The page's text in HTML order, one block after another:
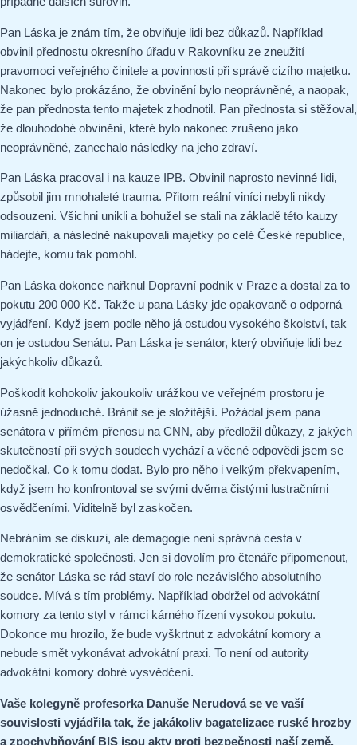
Pan Láska je znám tím, že obviňuje lidi bez důkazů. Například
obvinil přednostu okresního úřadu v Rakovníku ze zneužití
pravomoci veřejného činitele a povinnosti při správě cizího majetku.
Nakonec bylo prokázáno, že obvinění bylo neoprávněné, a naopak,
že pan přednosta tento majetek zhodnotil. Pan přednosta si stěžoval,
že dlouhodobé obvinění, které bylo nakonec zrušeno jako
neoprávněné, zanechalo následky na jeho zdraví.
Pan Láska pracoval i na kauze IPB. Obvinil naprosto nevinné lidi,
způsobil jim mnohaleté trauma. Přitom reální viníci nebyli nikdy
odsouzeni. Všichni unikli a bohužel se stali na základě této kauzy
miliardáři, a následně nakupovali majetky po celé České republice,
hádejte, komu tak pomohl.
Pan Láska dokonce nařknul Dopravní podnik v Praze a dostal za to
pokutu 200 000 Kč. Takže u pana Lásky jde opakovaně o odporná
vyjádření. Když jsem podle něho já ostudou vysokého školství, tak
on je ostudou Senátu. Pan Láska je senátor, který obviňuje lidi bez
jakýchkoliv důkazů.
Poškodit kohokoliv jakoukoliv urážkou ve veřejném prostoru je
úžasně jednoduché. Bránit se je složitější. Požádal jsem pana
senátora v přímém přenosu na CNN, aby předložil důkazy, z jakých
skutečností při svých soudech vychází a věcné odpovědi jsem se
nedočkal. Co k tomu dodat. Bylo pro něho i velkým překvapením,
když jsem ho konfrontoval se svými dvěma čistými lustračními
osvědčeními. Viditelně byl zaskočen.
Nebráním se diskuzi, ale demagogie není správná cesta v
demokratické společnosti. Jen si dovolím pro čtenáře připomenout,
že senátor Láska se rád staví do role nezávislého absolutního
soudce. Mívá s tím problémy. Například obdržel od advokátní
komory za tento styl v rámci kárného řízení vysokou pokutu.
Dokonce mu hrozilo, že bude vyškrtnut z advokátní komory a
nebude smět vykonávat advokátní praxi. To není od autority
advokátní komory dobré vysvědčení.
Vaše kolegyně profesorka Danuše Nerudová se ve vaší
souvislosti vyjádřila tak, že jakákoliv bagatelizace ruské hrozby
a zpochybňování BIS jsou akty proti bezpečnosti naší země.